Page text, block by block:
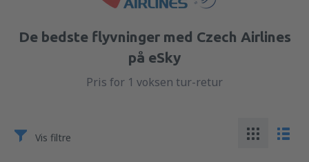
De bedste flyvninger med Czech Airlines
på eSky
Pris for 1 voksen tur-retur
Vis filtre